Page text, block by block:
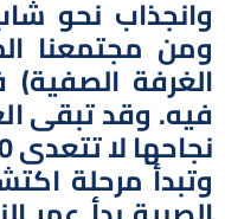
وانجذاب نحو
ومن مجتمعنا
الغرفة
فيه. وقد تبقى
نجاحها لا تتعدى 10% من مجمل العلاقات.
وتبدأ مرحلة